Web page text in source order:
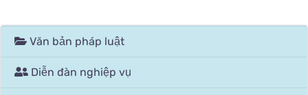
Văn bản pháp luật
Diễn đàn nghiệp vụ